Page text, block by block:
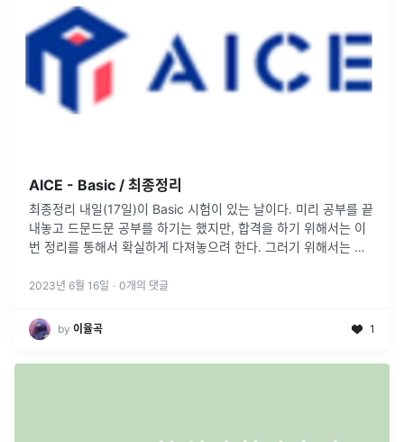
AICE - Basic / 최종정리
최종정리 내일(17일)이 Basic 시험이 있는 날이다. 미리 공부를 끝
내놓고 드문드문 공부를 하기는 했지만, 합격을 하기 위해서는 이
번 정리를 통해서 확실하게 다져놓으려 한다. 그러기 위해서는 무
의...
2023년 6월 16일 · 0개의 댓글
by 이율곡 1